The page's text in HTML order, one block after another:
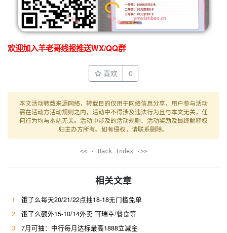
欢迎加入羊老哥线报推送WX/QQ群
喜欢 0
本文活动转载来源网络，转载目的仅用于网络信息分享，用户参与活动
需在活动方活动规则之内，活动中不得涉及违法行为且与本文无关，任
何行为均与本站无关。活动中涉及的活动规则、活动奖励及最终解释权
归主办方所有。如有侵权，请联系删除。
<< · Back Index ·>>
相关文章
1
饿了么每天20/21/22点抽18-18无门槛免单
2
饿了么额外15-10/14外卖 可瑞幸/餐食等
3
7月可抽：中行每月达标最高1888立减金